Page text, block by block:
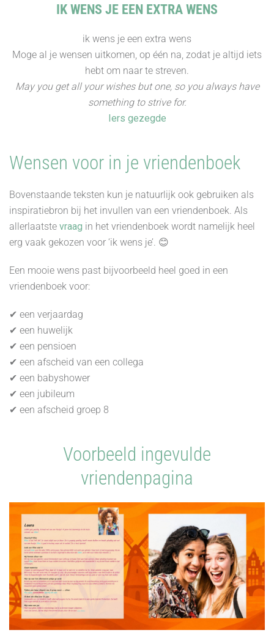
IK WENS JE EEN EXTRA WENS
ik wens je een extra wens
Moge al je wensen uitkomen, op één na, zodat je altijd iets
hebt om naar te streven.
May you get all your wishes but one, so you always have
something to strive for.
Iers gezegde
Wensen voor in je vriendenboek
Bovenstaande teksten kun je natuurlijk ook gebruiken als
inspiratiebron bij het invullen van een vriendenboek. Als
allerlaatste vraag in het vriendenboek wordt namelijk heel
erg vaak gekozen voor ‘ik wens je’. 😊
Een mooie wens past bijvoorbeeld heel goed in een
vriendenboek voor:
✔ een verjaardag
✔ een huwelijk
✔ een pensioen
✔ een afscheid van een collega
✔ een babyshower
✔ een jubileum
✔ een afscheid groep 8
Voorbeeld ingevulde
vriendenpagina